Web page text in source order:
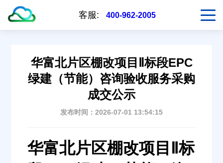
客服: 400-962-2005
华富北片区棚改项目Ⅱ标段EPC
绿建（节能）咨询验收服务采购
成交公示
发布时间：2026-07-01 13:54:15
华富北片区棚改项目Ⅱ标